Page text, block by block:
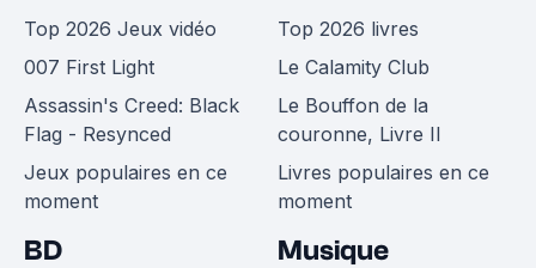
Top 2026 Jeux vidéo
007 First Light
Assassin's Creed: Black
Flag - Resynced
Jeux populaires en ce
moment
Top 2026 livres
Le Calamity Club
Le Bouffon de la
couronne, Livre II
Livres populaires en ce
moment
BD Musique